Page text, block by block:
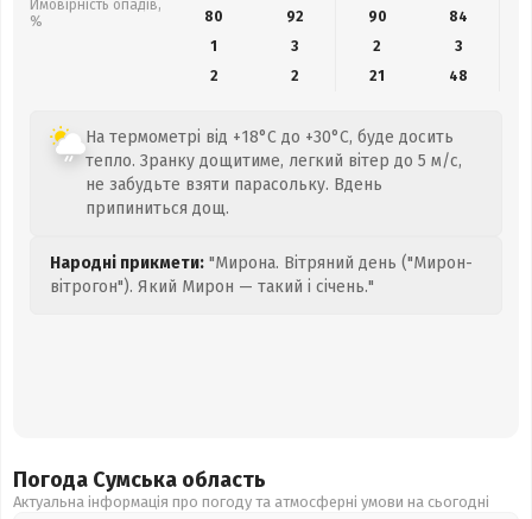
Ймовірність опадів,
%
80
92 90 84
1
3 2
3
2
2 21 48
На термометрі від +18°C до +30°C, буде досить
тепло. Зранку дощитиме, легкий вітер до 5 м/с,
не забудьте взяти парасольку. Вдень
припиниться дощ.
Народні прикмети: "Мирона. Вітряний день ("Мирон-
вітрогон"). Який Мирон — такий і січень."
Погода Сумська область
Актуальна інформація про погоду та атмосферні умови на сьогодні